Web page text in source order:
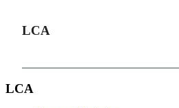
LCA
LCA